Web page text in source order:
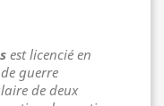
est licencié en
guerre
de deux